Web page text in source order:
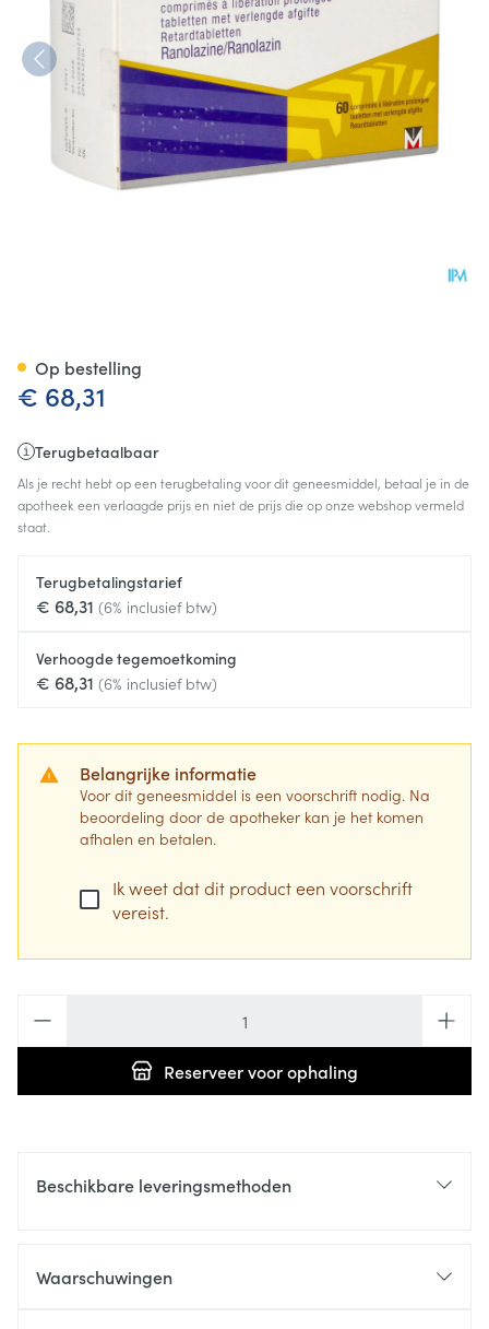
€ 68,31
Terugbetaalbaar
Als je recht hebt op een terugbetaling voor dit geneesmiddel, betaal je in de
apotheek een verlaagde prijs en niet de prijs die op onze webshop vermeld
staat.
Terugbetalingstarief
€ 68,31 (6% inclusief btw)
Verhoogde tegemoetkoming
€ 68,31 (6% inclusief btw)
Belangrijke informatie
Voor dit geneesmiddel is een voorschrift nodig. Na
beoordeling door de apotheker kan je het komen
afhalen en betalen.
Ik weet dat dit product een voorschrift
vereist.
Reserveervoor ophaling
Op bestelling
Beschikbare leveringsmethoden
Waarschuwingen